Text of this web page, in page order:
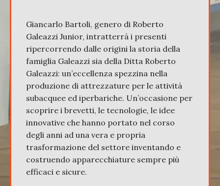
Giancarlo Bartoli, genero di Roberto
Galeazzi Junior, intratterrà i presenti
ripercorrendo dalle origini la storia della
famiglia Galeazzi sia della Ditta Roberto
Galeazzi: un’eccellenza spezzina nella
produzione di attrezzature per le attività
subacquee ed iperbariche. Un’occasione per
scoprire i brevetti, le tecnologie, le idee
innovative che hanno portato nel corso
degli anni ad una vera e propria
trasformazione del settore inventando e
costruendo apparecchiature sempre più
efficaci e sicure.